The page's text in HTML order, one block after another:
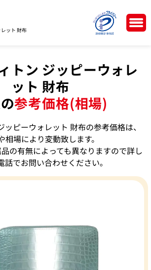
ット 財布
トン ジッピーウォレ
ット 財布
参考価格(相場)
ッピーウォレット 財布の参考価格は、
相場により変動致します。
の有無によっても異なりますので詳し
話でお問い合わせください。